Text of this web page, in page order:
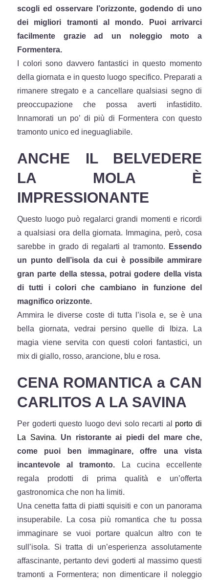
scogli ed osservare l’orizzonte, godendo di uno
dei migliori tramonti al mondo. Puoi arrivarci
facilmente grazie ad un noleggio moto a
Formentera.
I colori sono davvero fantastici in questo momento
della giornata e in questo luogo specifico. Preparati a
rimanere stregato e a cancellare qualsiasi segno di
preoccupazione che possa averti infastidito.
Innamorati un po’ di più di Formentera con questo
tramonto unico ed ineguagliabile.
ANCHE IL BELVEDERE
LA MOLA È
IMPRESSIONANTE
Questo luogo può regalarci grandi momenti e ricordi
a qualsiasi ora della giornata. Immagina, però, cosa
sarebbe in grado di regalarti al tramonto. Essendo
un punto dell’isola da cui è possibile ammirare
gran parte della stessa, potrai godere della vista
di tutti i colori che cambiano in funzione del
magnifico orizzonte.
Ammira le diverse coste di tutta l’isola e, se è una
bella giornata, vedrai persino quelle di Ibiza. La
magia viene servita con questi colori fantastici, un
mix di giallo, rosso, arancione, blu e rosa.
CENA ROMANTICA a CAN
CARLITOS A LA SAVINA
Per goderti questo luogo devi solo recarti al porto di
La Savina. Un ristorante ai piedi del mare che,
come puoi ben immaginare, offre una vista
incantevole al tramonto. La cucina eccellente
regala prodotti di prima qualità e un’offerta
gastronomica che non ha limiti.
Una cenetta fatta di piatti squisiti e con un panorama
insuperabile. La cosa più romantica che tu possa
immaginare se vuoi portare qualcun altro con te
sull’isola. Si tratta di un’esperienza assolutamente
affascinante, pertanto devi goderti al massimo questi
tramonti a Formentera; non dimenticare il noleggio